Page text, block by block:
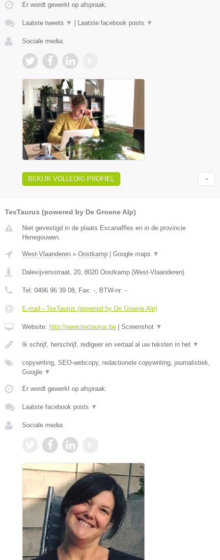
Er wordt gewerkt op afspraak.
Laatste tweets ▼ Laatste facebook posts ▼
Sociale media:
BEKIJK VOLLEDIG PROFIEL
TexTaurus (powered by De Groene Alp)
Niet gevestigd in de plaats Escanaffles en in de provincie
Henegouwen.
West-Vlaanderen » Oostkamp Google maps ▼
Dalevijversstraat, 20, 8020 Oostkamp (West-Vlaanderen)
Tel: 0496 96 39 08, Fax: -, BTW-nr: -
E-mail › TexTaurus (powered by De Groene Alp)
Website: http://www.textaurus.be Screenshot ▼
Ik schrijf, herschrijf, redigeer en vertaal al uw teksten in het ▼
copywriting, SEO-webcopy, redactionele copywriting, journalistiek,
Google ▼
Er wordt gewerkt op afspraak.
Laatste facebook posts ▼
Sociale media: